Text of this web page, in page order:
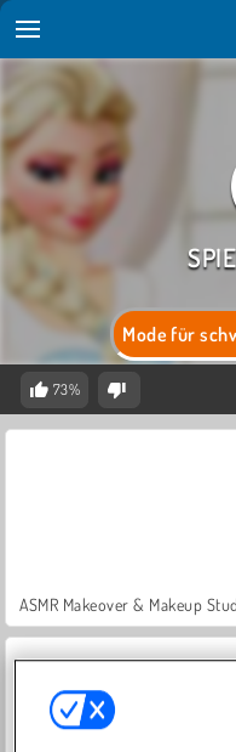
Mode für
73%
ASMR Makeover & Makeup